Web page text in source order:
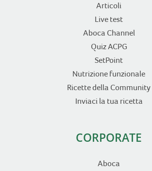
Articoli
Live test
Aboca Channel
Quiz ACPG
SetPoint
Nutrizione funzionale
Ricette della Community
Inviaci la tua ricetta
CORPORATE
Aboca